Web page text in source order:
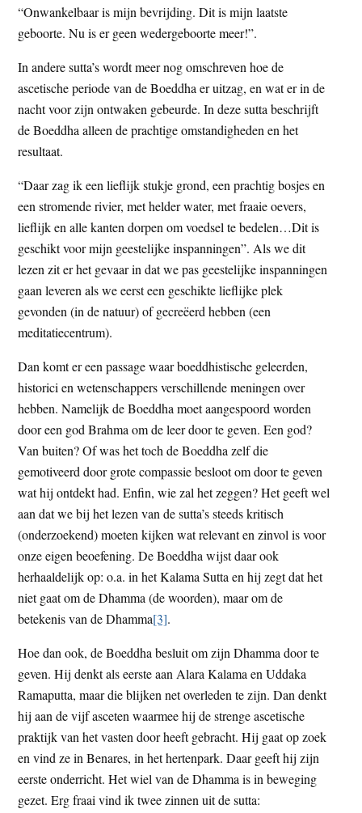
“Onwankelbaar is mijn bevrijding. Dit is mijn laatste
geboorte. Nu is er geen wedergeboorte meer!”.
In andere sutta’s wordt meer nog omschreven hoe de
ascetische periode van de Boeddha er uitzag, en wat er in de
nacht voor zijn ontwaken gebeurde. In deze sutta beschrijft
de Boeddha alleen de prachtige omstandigheden en het
resultaat.
“Daar zag ik een lieflijk stukje grond, een prachtig bosjes en
een stromende rivier, met helder water, met fraaie oevers,
lieflijk en alle kanten dorpen om voedsel te bedelen…Dit is
geschikt voor mijn geestelijke inspanningen”. Als we dit
lezen zit er het gevaar in dat we pas geestelijke inspanningen
gaan leveren als we eerst een geschikte lieflijke plek
gevonden (in de natuur) of gecreëerd hebben (een
meditatiecentrum).
Dan komt er een passage waar boeddhistische geleerden,
historici en wetenschappers verschillende meningen over
hebben. Namelijk de Boeddha moet aangespoord worden
door een god Brahma om de leer door te geven. Een god?
Van buiten? Of was het toch de Boeddha zelf die
gemotiveerd door grote compassie besloot om door te geven
wat hij ontdekt had. Enfin, wie zal het zeggen? Het geeft wel
aan dat we bij het lezen van de sutta’s steeds kritisch
(onderzoekend) moeten kijken wat relevant en zinvol is voor
onze eigen beoefening. De Boeddha wijst daar ook
herhaaldelijk op: o.a. in het Kalama Sutta en hij zegt dat het
niet gaat om de Dhamma (de woorden), maar om de
betekenis van de Dhamma[3].
Hoe dan ook, de Boeddha besluit om zijn Dhamma door te
geven. Hij denkt als eerste aan Alara Kalama en Uddaka
Ramaputta, maar die blijken net overleden te zijn. Dan denkt
hij aan de vijf asceten waarmee hij de strenge ascetische
praktijk van het vasten door heeft gebracht. Hij gaat op zoek
en vind ze in Benares, in het hertenpark. Daar geeft hij zijn
eerste onderricht. Het wiel van de Dhamma is in beweging
gezet. Erg fraai vind ik twee zinnen uit de sutta: